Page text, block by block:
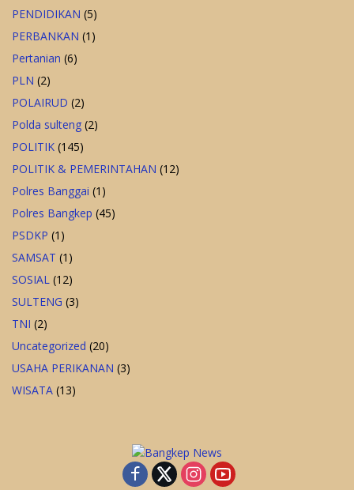
PENDIDIKAN (5)
PERBANKAN (1)
Pertanian (6)
PLN (2)
POLAIRUD (2)
Polda sulteng (2)
POLITIK (145)
POLITIK & PEMERINTAHAN (12)
Polres Banggai (1)
Polres Bangkep (45)
PSDKP (1)
SAMSAT (1)
SOSIAL (12)
SULTENG (3)
TNI (2)
Uncategorized (20)
USAHA PERIKANAN (3)
WISATA (13)